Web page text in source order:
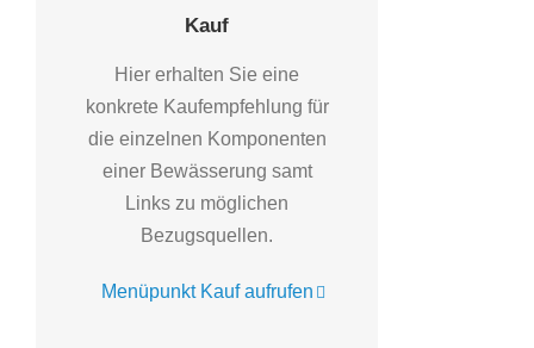
Kauf
Hier erhalten Sie eine
konkrete Kaufempfehlung für
die einzelnen Komponenten
einer Bewässerung samt
Links zu möglichen
Bezugsquellen.
Menüpunkt Kauf aufrufen